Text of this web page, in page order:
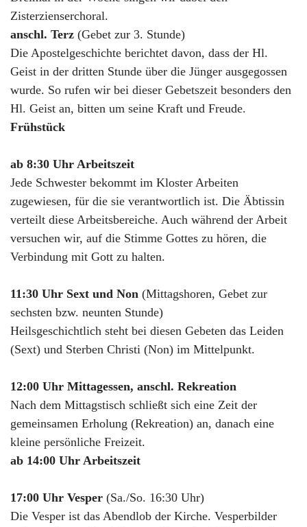
Zisterzienserchoral.
anschl. Terz (Gebet zur 3. Stunde)
Die Apostelgeschichte berichtet davon, dass der Hl.
Geist in der dritten Stunde über die Jünger ausgegossen
wurde. So rufen wir bei dieser Gebetszeit besonders den
Hl. Geist an, bitten um seine Kraft und Freude.
Frühstück
ab 8:30 Uhr Arbeitszeit
Jede Schwester bekommt im Kloster Arbeiten
zugewiesen, für die sie verantwortlich ist. Die Äbtissin
verteilt diese Arbeitsbereiche. Auch während der Arbeit
versuchen wir, auf die Stimme Gottes zu hören, die
Verbindung mit Gott zu halten.
11:30 Uhr Sext und Non (Mittagshoren, Gebet zur
sechsten bzw. neunten Stunde)
Heilsgeschichtlich steht bei diesen Gebeten das Leiden
(Sext) und Sterben Christi (Non) im Mittelpunkt.
12:00 Uhr Mittagessen, anschl. Rekreation
Nach dem Mittagstisch schließt sich eine Zeit der
gemeinsamen Erholung (Rekreation) an, danach eine
kleine persönliche Freizeit.
ab 14:00 Uhr Arbeitszeit
17:00 Uhr Vesper (Sa./So. 16:30 Uhr)
Die Vesper ist das Abendlob der Kirche. Vesperbilder